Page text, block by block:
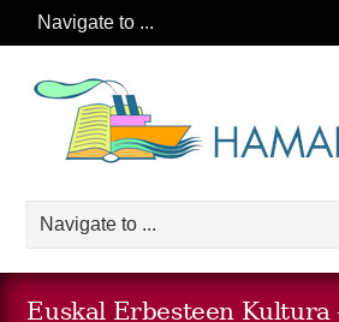
Euskal Erbesteen Kultura – La Cultura